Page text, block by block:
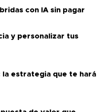
con IA sin pagar
y personalizar tus
estrategia que te hará